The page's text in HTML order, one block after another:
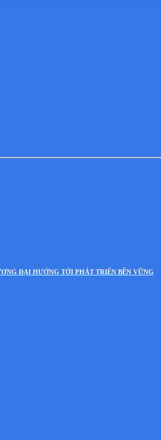
ĐẠI HƯỚNG TỚI PHÁT TRIỂN BỀN VỮNG